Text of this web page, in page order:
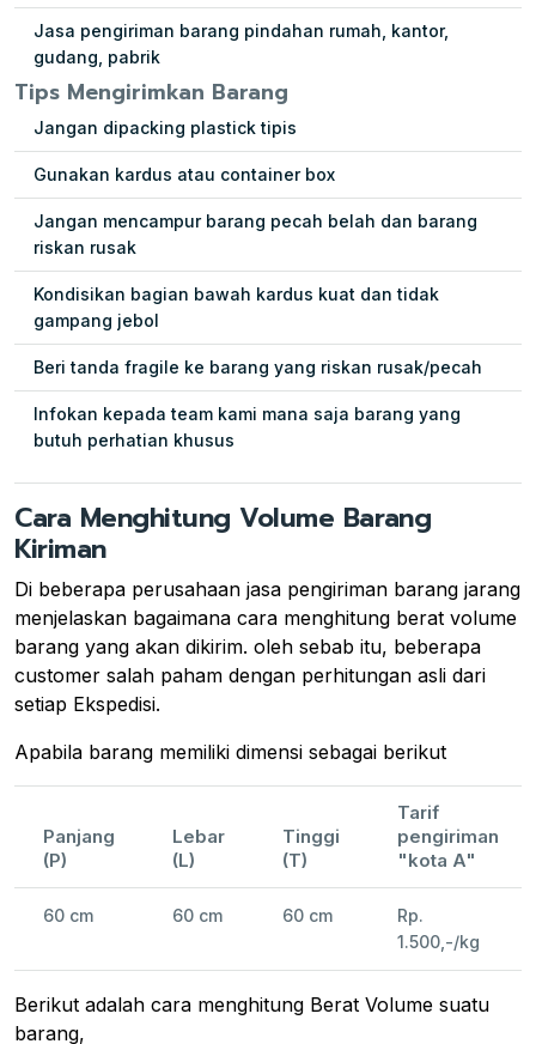
Jasa pengiriman barang pindahan rumah, kantor,
gudang, pabrik
Tips Mengirimkan Barang
Jangan dipacking plastick tipis
Gunakan kardus atau container box
Jangan mencampur barang pecah belah dan barang
riskan rusak
Kondisikan bagian bawah kardus kuat dan tidak
gampang jebol
Beri tanda fragile ke barang yang riskan rusak/pecah
Infokan kepada team kami mana saja barang yang
butuh perhatian khusus
Cara Menghitung Volume Barang
Kiriman
Di beberapa perusahaan jasa pengiriman barang jarang
menjelaskan bagaimana cara menghitung berat volume
barang yang akan dikirim. oleh sebab itu, beberapa
customer salah paham dengan perhitungan asli dari
setiap Ekspedisi.
Apabila barang memiliki dimensi sebagai berikut
Panjang
(P)
Lebar
(L)
Tinggi
(T)
Tarif
pengiriman
"kota A"
60 cm 60 cm 60 cm
Rp.
1.500,-/kg
Berikut adalah cara menghitung Berat Volume suatu
barang,